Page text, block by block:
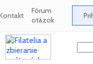
Fórum
otázok